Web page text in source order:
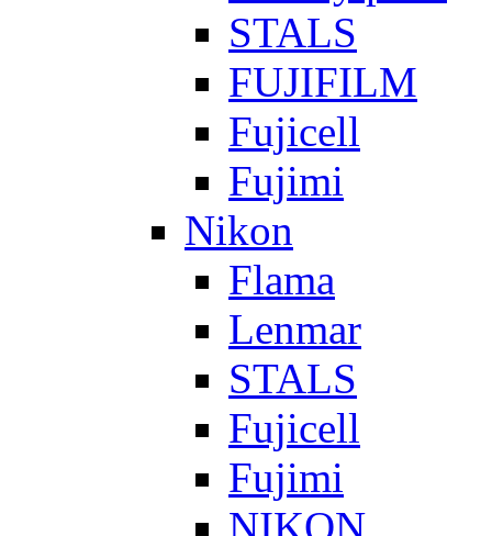
STALS
FUJIFILM
Fujicell
Fujimi
Nikon
Flama
Lenmar
STALS
Fujicell
Fujimi